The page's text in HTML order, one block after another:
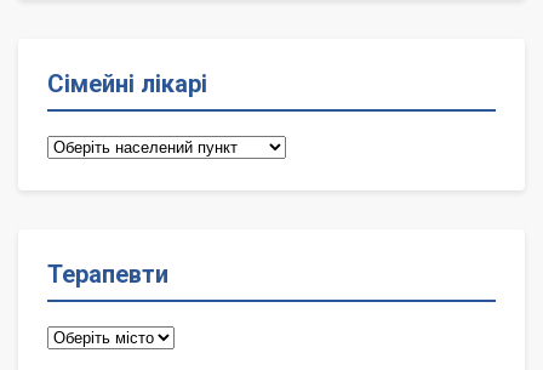
Сімейні лікарі
Сімейні
Терапевти
Терапевти